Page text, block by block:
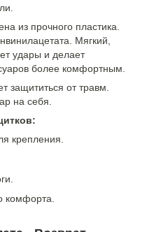
из прочного пластика.
Мягкий,
удары и делает
более комфортным.
защититься от травм.
на себя.
крепления.
комфорта.